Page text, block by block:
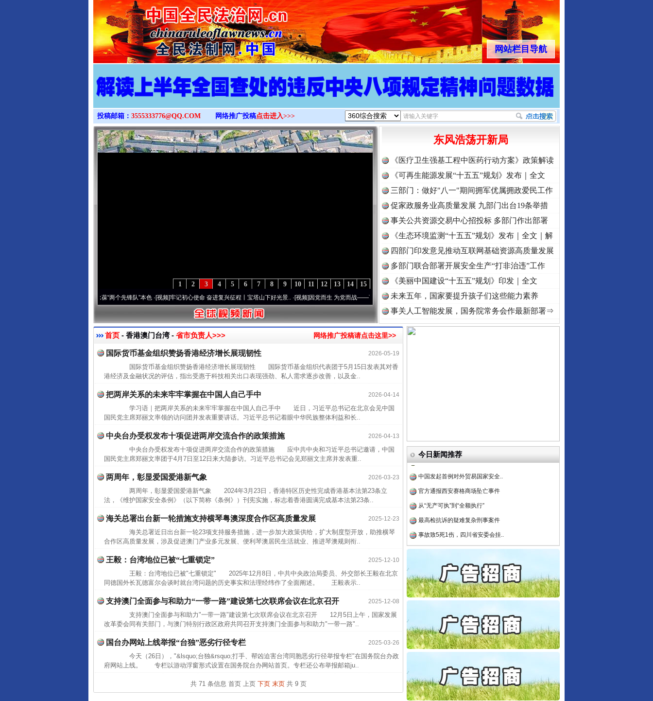
>
网站栏目导航
投稿邮箱： 3555333776@QQ.COM 网络推广投稿点击进入>>>
15
14
13
12
11
10
9
8
7
6
5
4
3
2
1
永葆“两个先锋队”本色·[视频]牢记初心使命 奋进复兴征程丨宝塔山下好光景..·[视频]因党而生 为党而战——百年“纪”事⑧加强纪律..·[视频] 牢记初心使命 奋进复兴征程丨“转折之城”激荡..
东风浩荡开新局
《医疗卫生强基工程中医药行动方案》政策解读
《可再生能源发展“十五五”规划》发布｜全文
三部门：做好"八一"期间拥军优属拥政爱民工作
促家政服务业高质量发展 九部门出台19条举措
事关公共资源交易中心招投标 多部门作出部署
《生态环境监测“十五五”规划》发布｜全文｜解
读
四部门印发意见推动互联网基础资源高质量发展
多部门联合部署开展安全生产“打非治违”工作
《美丽中国建设“十五五”规划》印发｜全文
未来五年，国家要提升孩子们这些能力素养
事关人工智能发展，国务院常务会作最新部署⇒
首页 - 香港澳门台湾 - 省市负责人>>> 网络推广投稿请点击这里>>
2026-05-19
国际货币基金组织赞扬香港经济增长展现韧性
国际货币基金组织赞扬香港经济增长展现韧性 国际货币基金组织代表团于5月15日发表其对香
港经济及金融状况的评估，指出受惠于科技相关出口表现强劲、私人需求逐步改善，以及金..
2026-04-14
把两岸关系的未来牢牢掌握在中国人自己手中
学习语｜把两岸关系的未来牢牢掌握在中国人自己手中 近日，习近平总书记在北京会见中国
国民党主席郑丽文率领的访问团并发表重要讲话。习近平总书记着眼中华民族整体利益和长..
2026-04-13
中央台办受权发布十项促进两岸交流合作的政策措施
中央台办受权发布十项促进两岸交流合作的政策措施 应中共中央和习近平总书记邀请，中国
国民党主席郑丽文率团于4月7日至12日来大陆参访。习近平总书记会见郑丽文主席并发表重..
2026-03-23
两周年，彰显爱国爱港新气象
两周年，彰显爱国爱港新气象 2024年3月23日，香港特区历史性完成香港基本法第23条立
法，《维护国家安全条例》（以下简称《条例》）刊宪实施，标志着香港圆满完成基本法第23条..
2025-12-23
海关总署出台新一轮措施支持横琴粤澳深度合作区高质量发展
海关总署近日出台新一轮23项支持服务措施，进一步加大政策供给，扩大制度型开放，助推横琴
合作区高质量发展，涉及促进澳门产业多元发展、便利琴澳居民生活就业、推进琴澳规则衔..
2025-12-10
王毅：台湾地位已被“七重锁定”
王毅：台湾地位已被"七重锁定" 2025年12月8日，中共中央政治局委员、外交部长王毅在北京
同德国外长瓦德富尔会谈时就台湾问题的历史事实和法理经纬作了全面阐述。 王毅表示..
2025-12-08
支持澳门全面参与和助力“一带一路”建设第七次联席会议在北京召开
支持澳门全面参与和助力"一带一路"建设第七次联席会议在北京召开 12月5日上午，国家发展
改革委会同有关部门，与澳门特别行政区政府共同召开支持澳门全面参与和助力"一带一路"..
2025-03-26
国台办网站上线举报“台独”恶劣行径专栏
今天（26日），"&lsquo;台独&rsquo;打手、帮凶迫害台湾同胞恶劣行径举报专栏"在国务院台办政
府网站上线。 专栏以游动浮窗形式设置在国务院台办网站首页。专栏还公布举报邮箱ju..
共 71 条信息 首页 上页 下页 末页共 9 页
今日新闻推荐
中方对6家美国实体采取反制措..
中国发起首例对外贸易国家安全..
官方通报西安赛格商场坠亡事件
从“无产可执”到“全额执行”
最高检抗诉的疑难复杂刑事案件
事故致5死1伤，四川省安委会挂..
近期涉私家车群死群伤事故多发..
半生相守，一别两宽：这场老年..
一纸欠条伤亲情 巡回调解促和..
26万保费，离婚时为何要分走一..
杨天誉，不得录用为公务员
四川省公安厅征集新型黑恶违法..
中方对6家美国实体采取反制措..
中国发起首例对外贸易国家安全..
官方通报西安赛格商场坠亡事件
从“无产可执”到“全额执行”
最高检抗诉的疑难复杂刑事案件
行业协会接连发公告